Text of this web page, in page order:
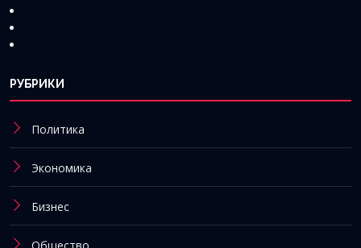
РУБРИКИ
Политика
Экономика
Бизнес